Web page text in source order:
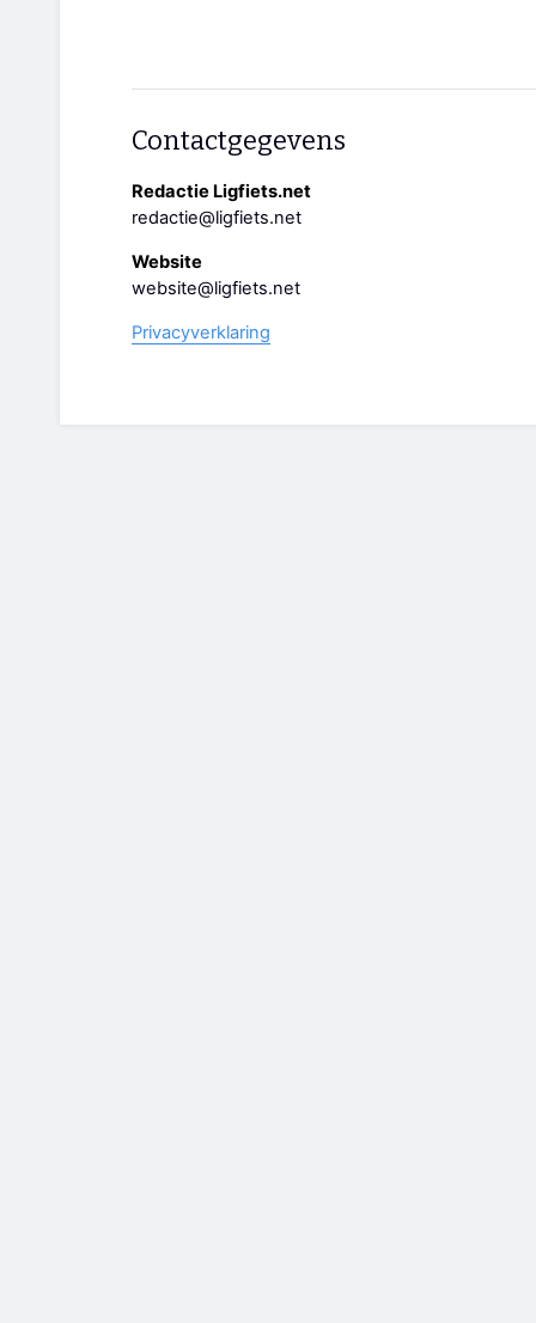
Contactgegevens
Redactie Ligfiets.net
redactie@ligfiets.net
Website
website@ligfiets.net
Privacyverklaring